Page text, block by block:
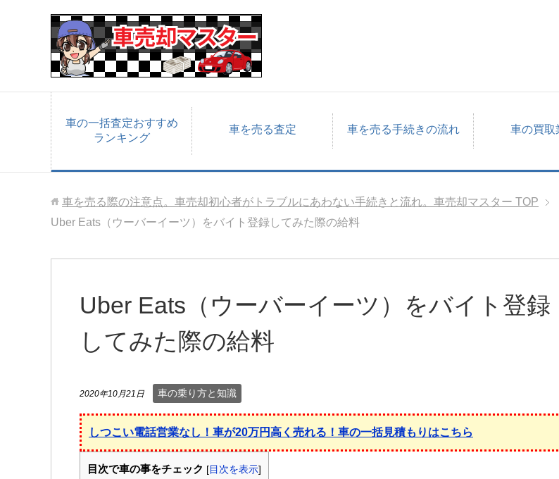
車の一括査定おすすめ
ランキング
車を売る査定 車を売る手続きの流れ 車の買取
車を売る際の注意点。車売却初心者がトラブルにあわない手続きと流れ。車売却マスター TOP
Uber Eats（ウーバーイーツ）をバイト登録してみた際の給料
Uber Eats（ウーバーイーツ）をバイト登録
してみた際の給料
2020年10月21日 車の乗り方と知識
しつこい電話営業なし！車が20万円高く売れる！車の一括見積もりはこちら
目次で車の事をチェック [ 目次を表示]